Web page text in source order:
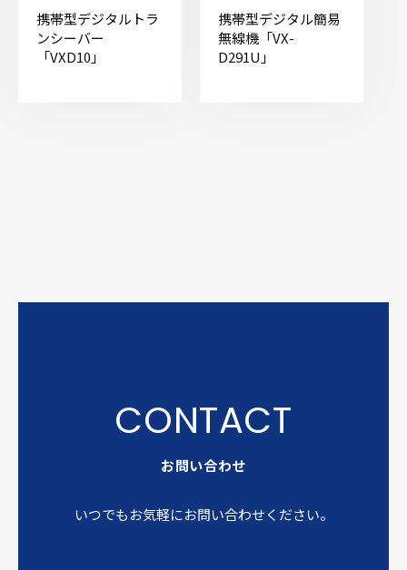
携帯型デジタルトラ
ンシーバー
「VXD10」
携帯型デジタル簡易
無線機「VX-
D291U」
お問い合わせ
いつでもお気軽にお問い合わせください。